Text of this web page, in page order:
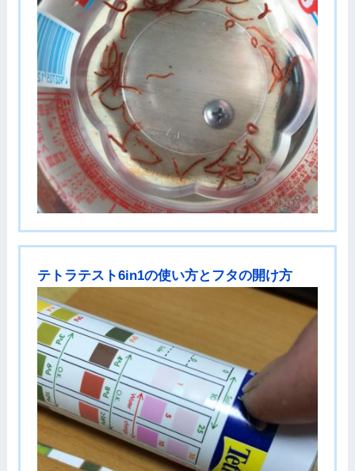
テトラテスト6in1の使い方とフタの開け方